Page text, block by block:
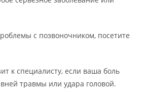
с позвоночником, посетите
к специалисту, если ваша боль
травмы или удара головой.